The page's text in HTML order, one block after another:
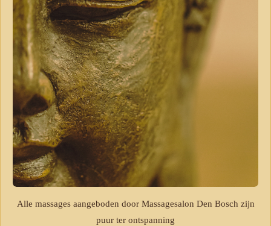
Alle massages aangeboden door Massagesalon Den Bosch zijn
puur ter ontspanning